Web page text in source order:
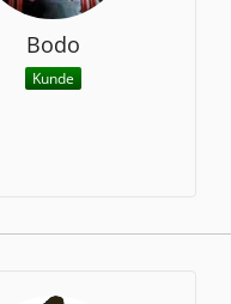
Bodo
Kunde